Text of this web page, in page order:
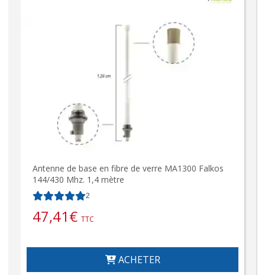
Antenne de base en fibre de verre MA1300 Falkos
144/430 Mhz. 1,4 mètre
2
47,41€ TTC
ACHETER